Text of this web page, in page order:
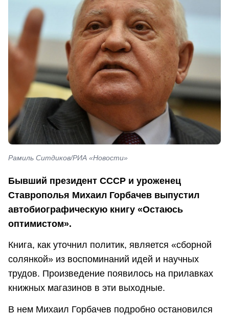
Рамиль Ситдиков/РИА «Новости»
Бывший президент СССР и уроженец
Ставрополья Михаил Горбачев выпустил
автобиографическую книгу «Остаюсь
оптимистом».
Книга, как уточнил политик, является «сборной
солянкой» из воспоминаний идей и научных
трудов. Произведение появилось на прилавках
книжных магазинов в эти выходные.
В нем Михаил Горбачев подробно остановился